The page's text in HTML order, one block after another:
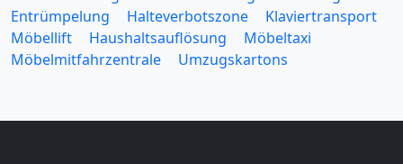
Entrümpelung
Halteverbotszone
Klaviertransport
Möbellift
Haushaltsauflösung
Möbeltaxi
Möbelmitfahrzentrale
Umzugskartons